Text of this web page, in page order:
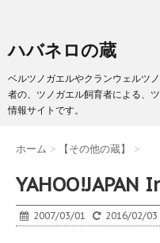
ハバネロの蔵
ベルツノガエルやクランウェルツ
者の、ツノガエル飼育者による、
情報サイトです。
ホーム > 【その他の蔵】 >
2007/03/01 2016/02/03